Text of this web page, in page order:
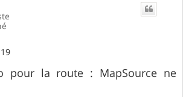
pour la route : MapSource ne